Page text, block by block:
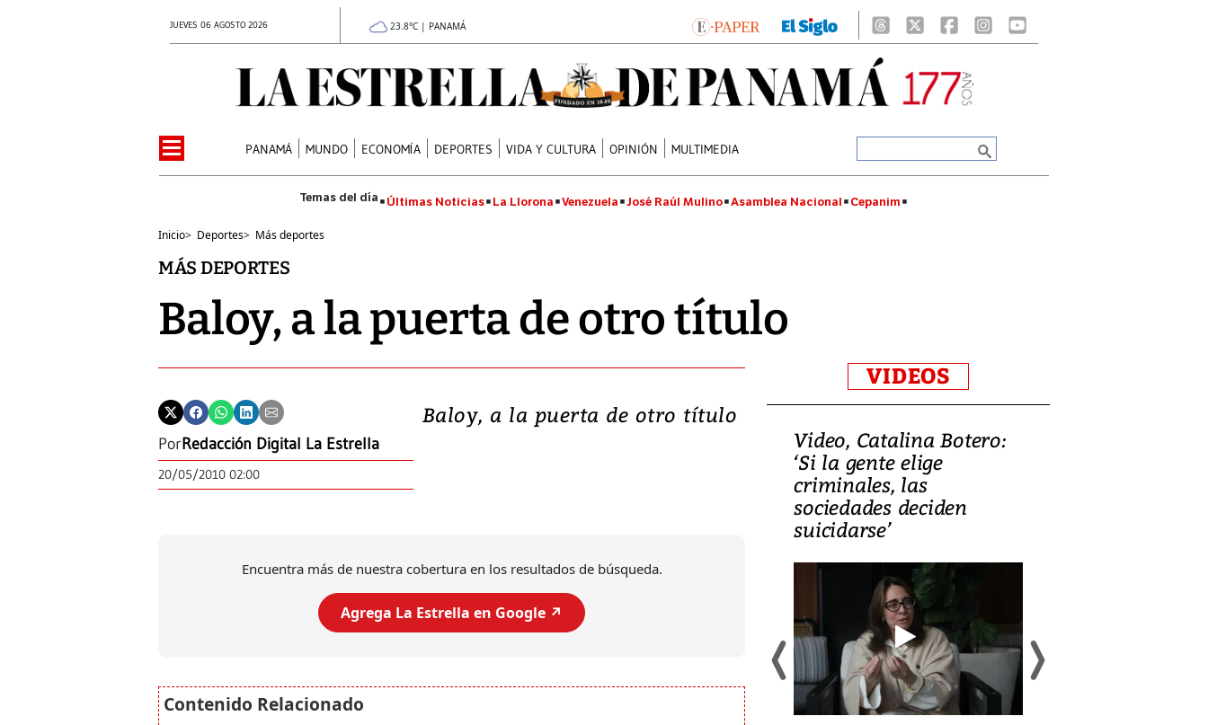
JUEVES 06 AGOSTO 2026 23.8°C | PANAMÁ
PANAMÁ MUNDO ECONOMÍA DEPORTES VIDA Y CULTURA OPINIÓN MULTIMEDIA
Últimas Noticias La Llorona Venezuela José Raúl Mulino Asamblea Nacional Cepanim
Inicio> Deportes> Más deportes
MÁS DEPORTES
Baloy, a la puerta de otro título
PorRedacción Digital La Estrella
20/05/2010 02:00
Baloy, a la puerta de otro título
Encuentra más de nuestra cobertura en los resultados de búsqueda.
Agrega La Estrella en Google ↗️
VIDEOS
Un fuerte terremoto de magnitud
Video, Catalina Botero:
‘Si la gente elige
criminales, las
sociedades deciden
suicidarse’